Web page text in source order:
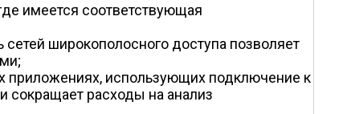
имеется соответствующая
широкополосного доступа позволяет
приложениях, использующих подключение к
сокращает расходы на анализ